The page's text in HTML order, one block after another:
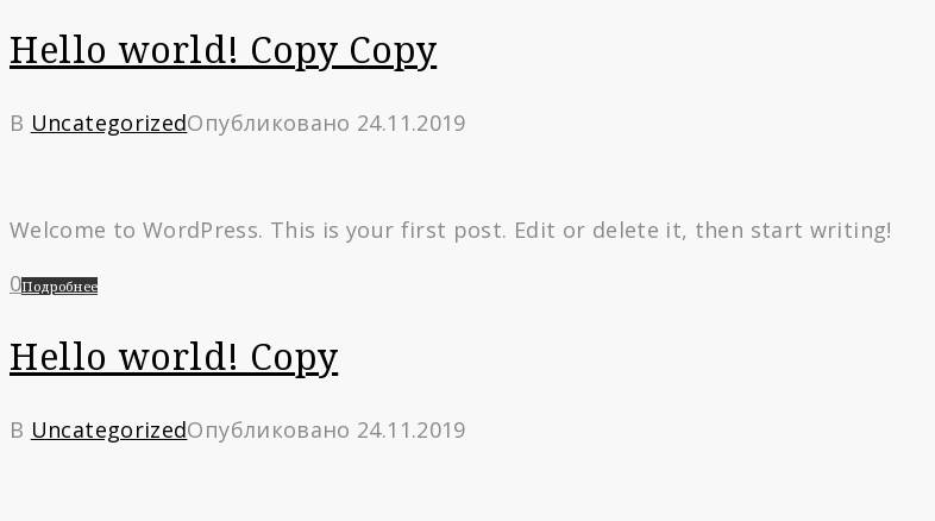
Hello world! Copy Copy
В UncategorizedОпубликовано 24.11.2019
Welcome to WordPress. This is your first post. Edit or delete it, then start writing!
0Подробнее
Hello world! Copy
В UncategorizedОпубликовано 24.11.2019